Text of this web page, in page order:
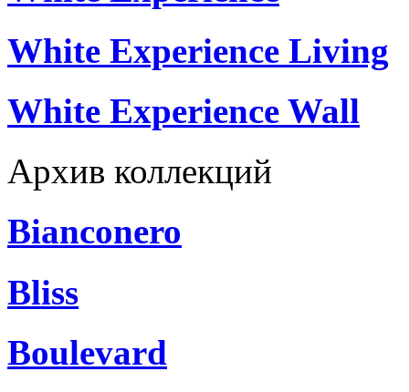
White Experience Living
White Experience Wall
Архив коллекций
Bianconero
Bliss
Boulevard